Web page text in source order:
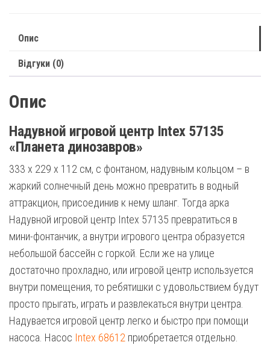
Опис
Відгуки (0)
Опис
Надувной игровой центр Intex 57135
«Планета динозавров»
333 х 229 х 112 см, с фонтаном, надувным кольцом – в
жаркий солнечный день можно превратить в водный
аттракцион, присоединив к нему шланг. Тогда арка
Надувной игровой центр Intex 57135 превратиться в
мини-фонтанчик, а внутри игрового центра образуется
небольшой бассейн с горкой. Если же на улице
достаточно прохладно, или игровой центр используется
внутри помещения, то ребятишки с удовольствием будут
просто прыгать, играть и развлекаться внутри центра.
Надувается игровой центр легко и быстро при помощи
насоса. Насос Intex 68612 приобретается отдельно.